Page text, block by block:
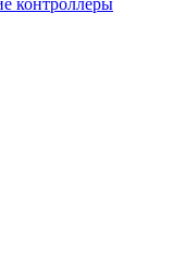
контроллеры